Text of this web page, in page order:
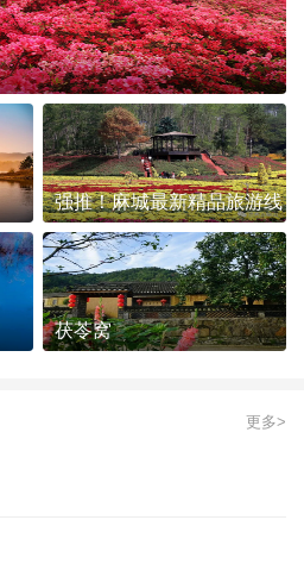
强推！麻城最新精品旅游线
路发布~
茯苓窝
更多>